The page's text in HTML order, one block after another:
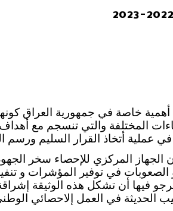
خاصة في جمهورية العراق
المختلفة والتي تنسجم مع
عملية أتخاذ القرار السليم ورسم
الجهاز المركزي للإحصاء سخر
الصعوبات في توفير المؤشرات و
والتي نرجو فيها أن تشكل هذه
الحديثة في العمل إلاحصائي